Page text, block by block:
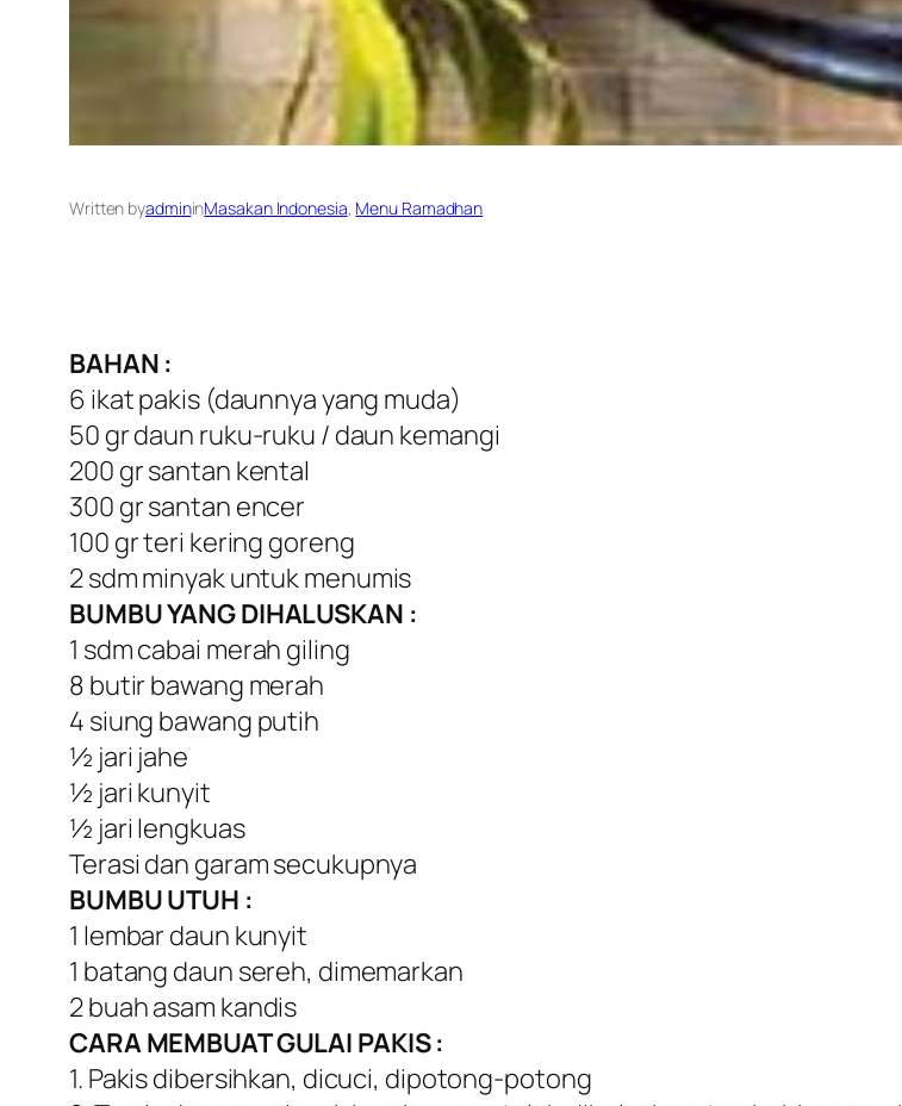
Written byadmininMasakan Indonesia, Menu Ramadhan
BAHAN :
6 ikat pakis (daunnya yang muda)
50 gr daun ruku-ruku / daun kemangi
200 gr santan kental
300 gr santan encer
100 gr teri kering goreng
2 sdm minyak untuk menumis
BUMBU YANG DIHALUSKAN :
1 sdm cabai merah giling
8 butir bawang merah
4 siung bawang putih
½ jari jahe
½ jari kunyit
½ jari lengkuas
Terasi dan garam secukupnya
BUMBU UTUH :
1 lembar daun kunyit
1 batang daun sereh, dimemarkan
2 buah asam kandis
CARA MEMBUAT GULAI PAKIS :
1. Pakis dibersihkan, dicuci, dipotong-potong